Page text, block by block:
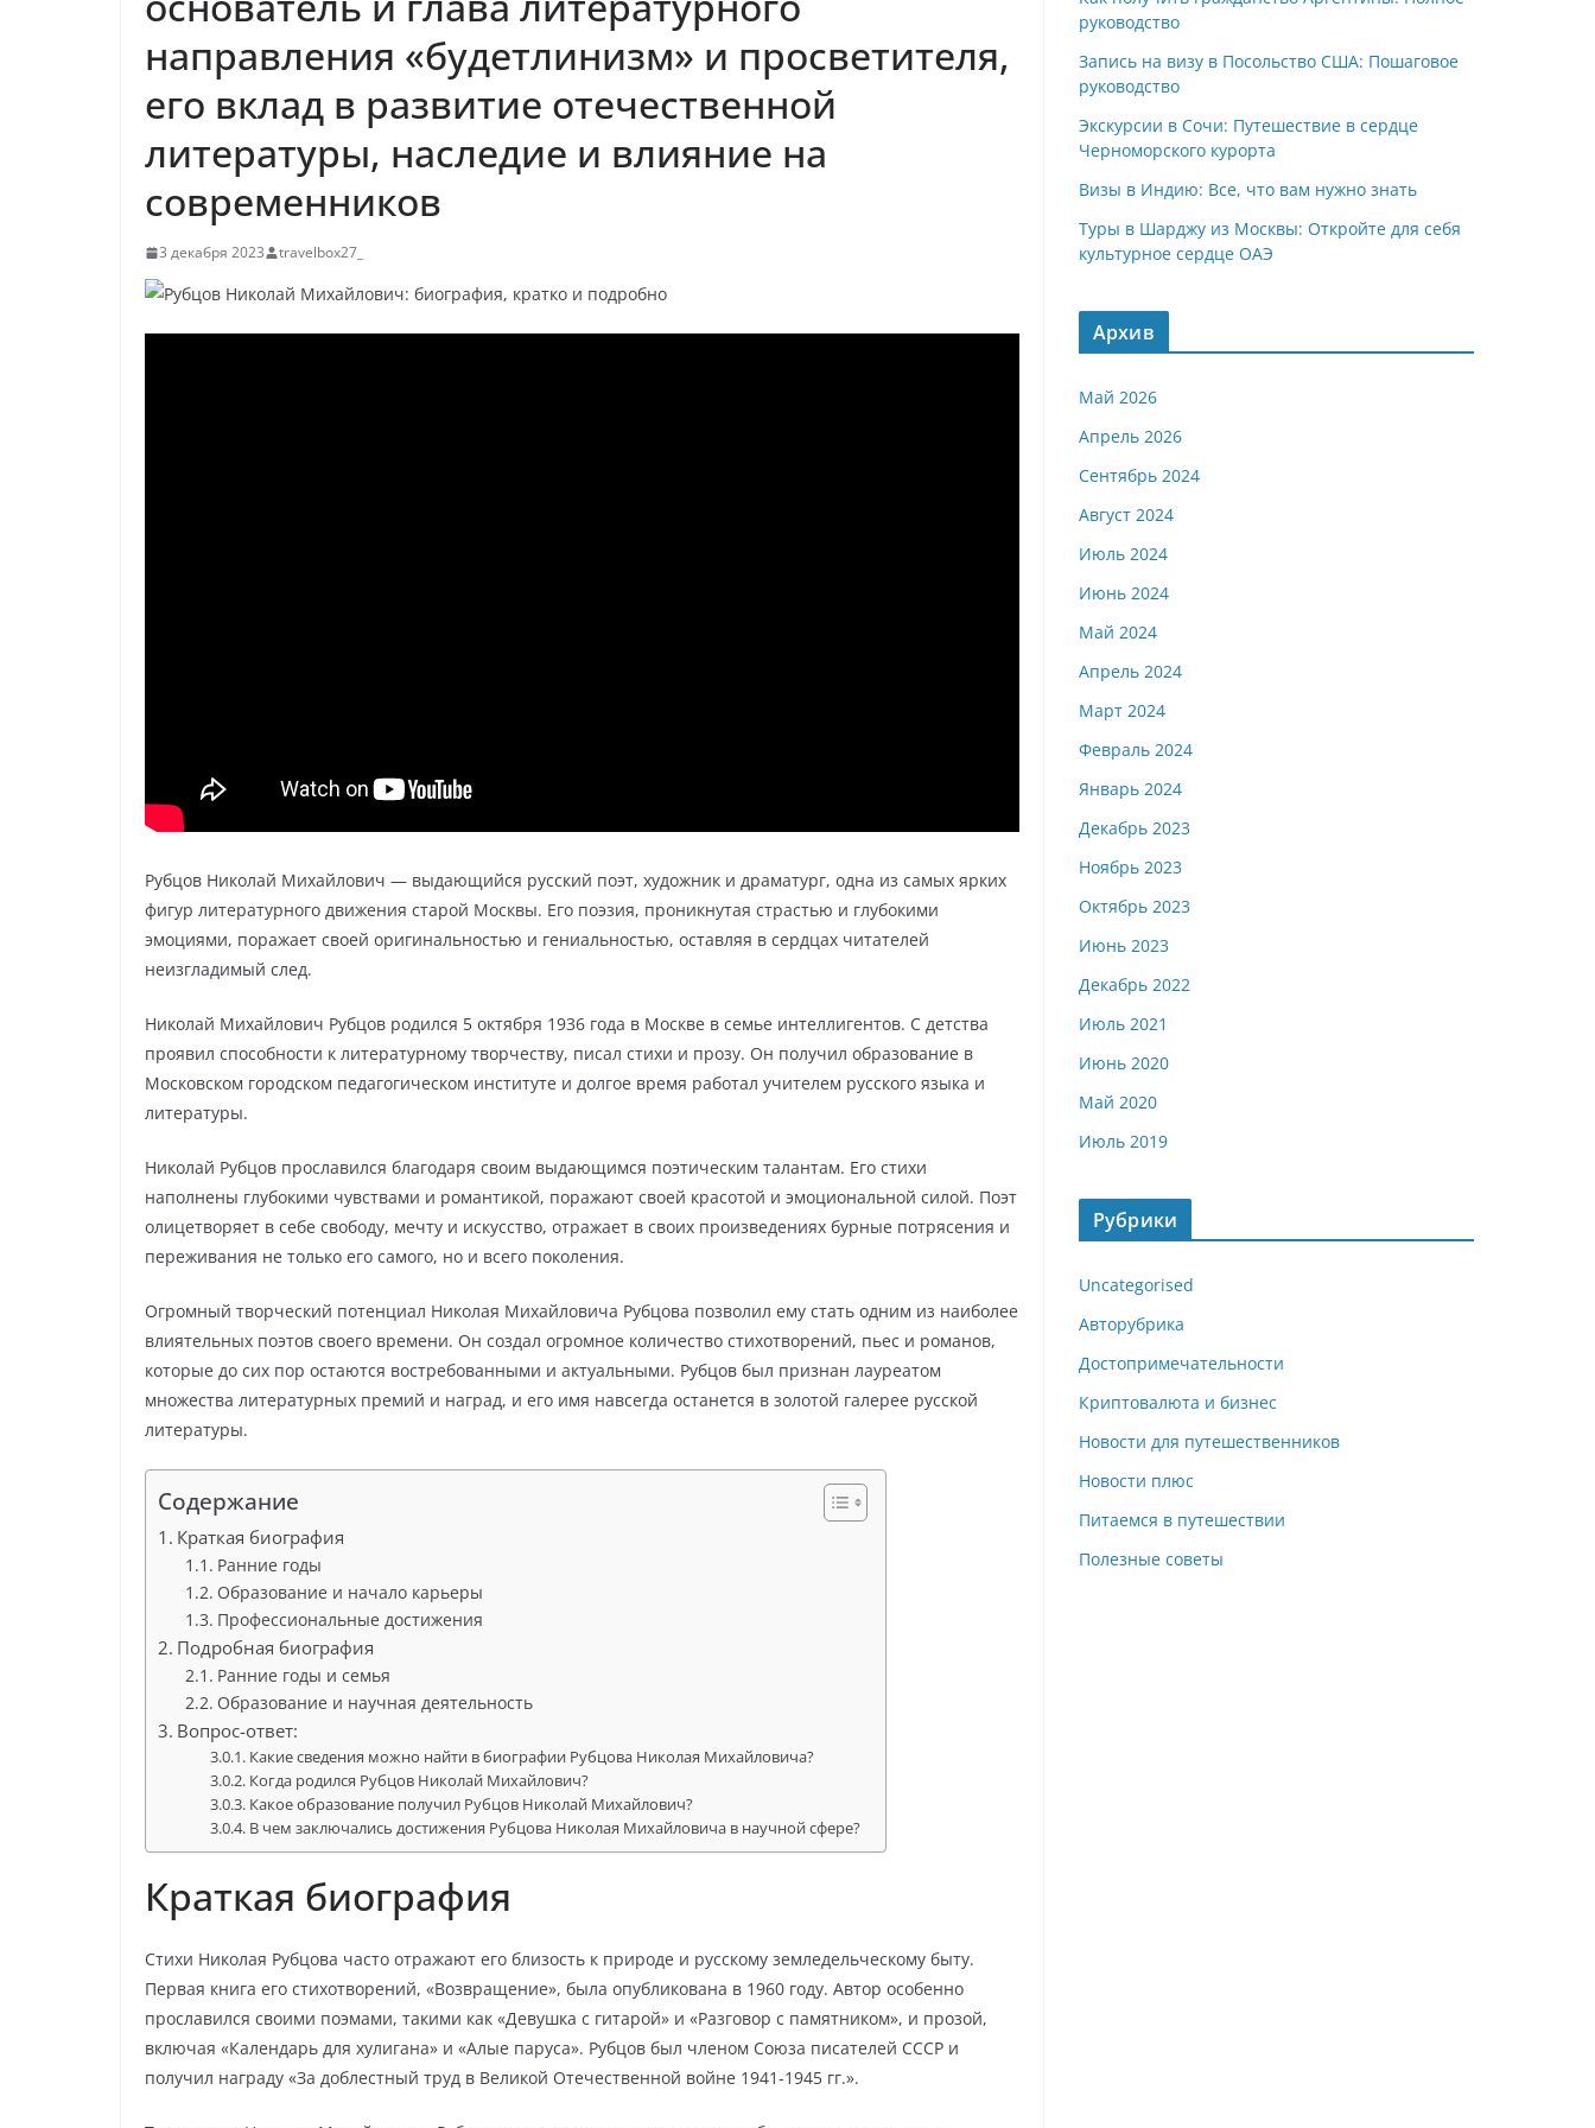
направления «будетлинизм» и просветителя,
его вклад в развитие отечественной
литературы, наследие и влияние на
современников
3 декабря 2023 travelbox27_
Рубцов Николай Михайлович — выдающийся русский поэт, художник и драматург, одна из самых ярких
фигур литературного движения старой Москвы. Его поэзия, проникнутая страстью и глубокими
эмоциями, поражает своей оригинальностью и гениальностью, оставляя в сердцах читателей
неизгладимый след.
Николай Михайлович Рубцов родился 5 октября 1936 года в Москве в семье интеллигентов. С детства
проявил способности к литературному творчеству, писал стихи и прозу. Он получил образование в
Московском городском педагогическом институте и долгое время работал учителем русского языка и
литературы.
Николай Рубцов прославился благодаря своим выдающимся поэтическим талантам. Его стихи
наполнены глубокими чувствами и романтикой, поражают своей красотой и эмоциональной силой. Поэт
олицетворяет в себе свободу, мечту и искусство, отражает в своих произведениях бурные потрясения и
переживания не только его самого, но и всего поколения.
Огромный творческий потенциал Николая Михайловича Рубцова позволил ему стать одним из наиболее
влиятельных поэтов своего времени. Он создал огромное количество стихотворений, пьес и романов,
которые до сих пор остаются востребованными и актуальными. Рубцов был признан лауреатом
множества литературных премий и наград, и его имя навсегда останется в золотой галерее русской
литературы.
Содержание
Краткая биография
Ранние годы
Образование и начало карьеры
Профессиональные достижения
Подробная биография
Ранние годы и семья
Образование и научная деятельность
Вопрос-ответ:
Какие сведения можно найти в биографии Рубцова Николая Михайловича?
Когда родился Рубцов Николай Михайлович?
Какое образование получил Рубцов Николай Михайлович?
В чем заключались достижения Рубцова Николая Михайловича в научной сфере?
Краткая биография
Стихи Николая Рубцова часто отражают его близость к природе и русскому земледельческому быту.
Первая книга его стихотворений, «Возвращение», была опубликована в 1960 году. Автор особенно
прославился своими поэмами, такими как «Девушка с гитарой» и «Разговор с памятником», и прозой,
включая «Календарь для хулигана» и «Алые паруса». Рубцов был членом Союза писателей СССР и
получил награду «За доблестный труд в Великой Отечественной войне 1941-1945 гг.».
руководство
Запись на визу в Посольство США: Пошаговое
руководство
Экскурсии в Сочи: Путешествие в сердце
Черноморского курорта
Визы в Индию: Все, что вам нужно знать
Туры в Шарджу из Москвы: Откройте для себя
культурное сердце ОАЭ
Архив
Май 2026
Апрель 2026
Сентябрь 2024
Август 2024
Июль 2024
Июнь 2024
Май 2024
Апрель 2024
Март 2024
Февраль 2024
Январь 2024
Декабрь 2023
Ноябрь 2023
Октябрь 2023
Июнь 2023
Декабрь 2022
Июль 2021
Июнь 2020
Май 2020
Июль 2019
Рубрики
Uncategorised
Авторубрика
Достопримечательности
Криптовалюта и бизнес
Новости для путешественников
Новости плюс
Питаемся в путешествии
Полезные советы